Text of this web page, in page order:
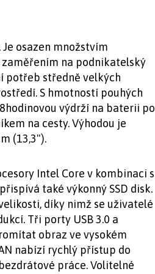
osazen množstvím
na podnikatelský
potřeb středně velkých
S hmotností pouhých
výdrží na baterii po
na cesty. Výhodou je
(13,3").
Intel Core v kombinaci s
také výkonný SSD disk.
díky nimž se uživatelé
Tři porty USB 3.0 a
obraz ve vysokém
nabízí rychlý přístup do
práce. Volitelné